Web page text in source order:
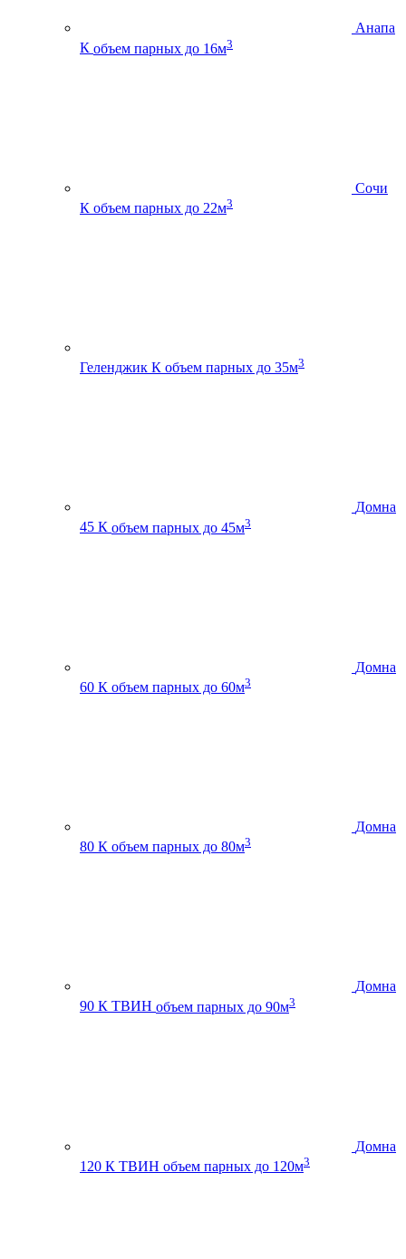
Анапа
К объем парных до 16м3
Сочи
К объем парных до 22м3
Геленджик К объем парных до 35м3
Домна
45 К объем парных до 45м3
Домна
60 К объем парных до 60м3
Домна
80 К объем парных до 80м3
Домна
90 К ТВИН объем парных до 90м3
Домна
120 К ТВИН объем парных до 120м3